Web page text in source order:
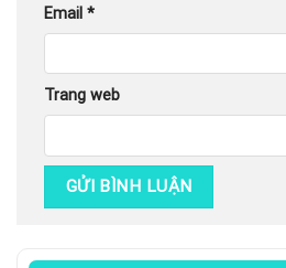
Email *
Trang web